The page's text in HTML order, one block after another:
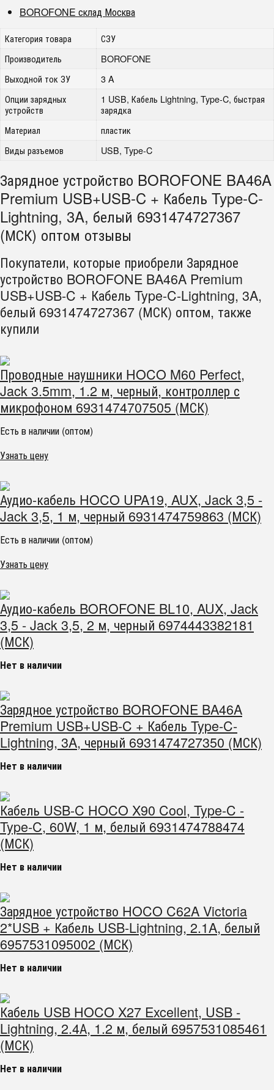
BOROFONE склад Москва
Категория товара
СЗУ
Производитель
BOROFONE
Выходной ток ЗУ
3 A
Опции зарядных
устройств
1 USB, Кабель Lightning, Type-C, быстрая
зарядка
Материал
пластик
Виды разъемов
USB, Type-C
Зарядное устройство BOROFONE BA46A
Premium USB+USB-C + Кабель Type-C-
Lightning, 3A, белый 6931474727367
(МСК) оптом отзывы
Покупатели, которые приобрели Зарядное
устройство BOROFONE BA46A Premium
USB+USB-C + Кабель Type-C-Lightning, 3A,
белый 6931474727367 (МСК) оптом, также
купили
Проводные наушники HOCO M60 Perfect,
Jack 3.5mm, 1.2 м, черный, контроллер с
микрофоном 6931474707505 (МСК)
Есть в наличии (оптом)
Узнать цену
Аудио-кабель HOCO UPA19, AUX, Jack 3,5 -
Jack 3,5, 1 м, черный 6931474759863 (МСК)
Есть в наличии (оптом)
Узнать цену
Аудио-кабель BOROFONE BL10, AUX, Jack
3,5 - Jack 3,5, 2 м, черный 6974443382181
(МСК)
Нет в наличии
Зарядное устройство BOROFONE BA46A
Premium USB+USB-C + Кабель Type-C-
Lightning, 3A, черный 6931474727350 (МСК)
Нет в наличии
Кабель USB-C HOCO X90 Cool, Type-C -
Type-C, 60W, 1 м, белый 6931474788474
(МСК)
Нет в наличии
Зарядное устройство HOCO C62A Victoria
2*USB + Кабель USB-Lightning, 2.1A, белый
6957531095002 (МСК)
Нет в наличии
Кабель USB HOCO X27 Excellent, USB -
Lightning, 2.4А, 1.2 м, белый 6957531085461
(МСК)
Нет в наличии